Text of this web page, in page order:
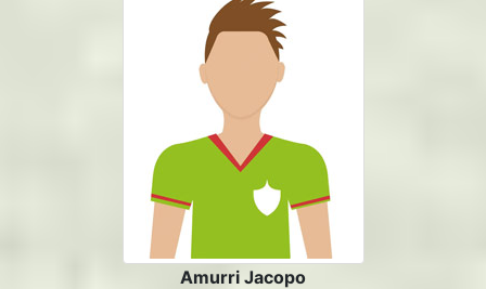
Amurri Jacopo